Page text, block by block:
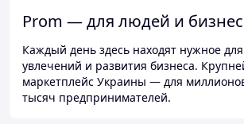
Prom — для людей и
Каждый день здесь находят нужное
увлечений и развития бизнеса.
маркетплейс Украины — для
тысяч предпринимателей.